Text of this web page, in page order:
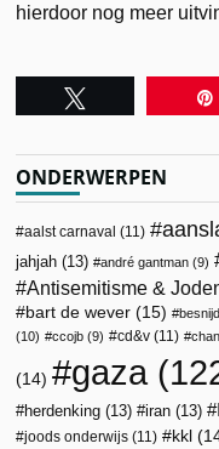
hierdoor nog meer
ONDERWERPEN
aalst carnaval (11)
jahjah (13) andré gantman (9)
Antisemitisme &
bart de wever (15)
(10)
ccojb (9) cd&v (11)
(14) gaza
herdenking (13) iran (13)
joods onderwijs (11) kkl